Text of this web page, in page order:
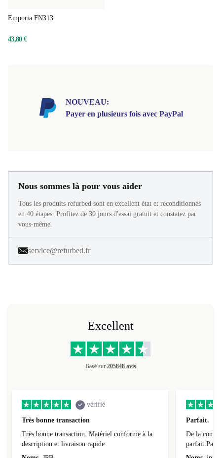
Emporia FN313
43,80 €
NOUVEAU:
Payer en plusieurs fois avec PayPal
Nous sommes là pour vous aider
Tous les produits refurbed sont en excellent état et reconditionnés
en 40 étapes. Profitez de 30 jours d'essai gratuit et constatez par
vous-même.
service@refurbed.fr
Excellent
Basé sur 205848 avis
vérifié
Très bonne transaction
Très bonne transaction. Matériel conforme à la
description et livraison rapide
Parfait.
De la